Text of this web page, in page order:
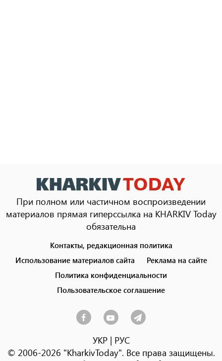
При полном или частичном воспроизведении
материалов прямая гиперссылка на KHARKIV Today
обязательна
menu
Контакты, редакционная политика
Использование материалов сайта
Реклама на сайте
Политика конфиденциальности
Пользовательское соглашение
УКР| РУС
© 2006-2026 "KharkivToday". Все права защищены.